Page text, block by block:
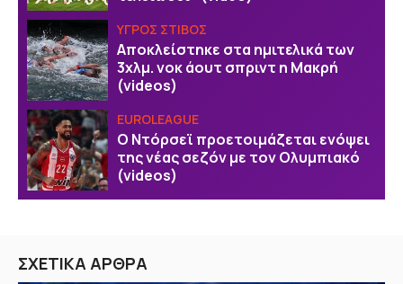
ΥΓΡΟΣ ΣΤΙΒΟΣ
Αποκλείστηκε στα ημιτελικά των
3χλμ. νοκ άουτ σπριντ η Μακρή
(videos)
EUROLEAGUE
Ο Ντόρσεϊ προετοιμάζεται ενόψει
της νέας σεζόν με τον Ολυμπιακό
(videos)
ΣΧΕΤΙΚΑ ΑΡΘΡΑ